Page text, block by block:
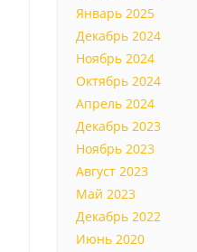
Январь 2025
Декабрь 2024
Ноябрь 2024
Октябрь 2024
Апрель 2024
Декабрь 2023
Ноябрь 2023
Август 2023
Май 2023
Декабрь 2022
Июнь 2020